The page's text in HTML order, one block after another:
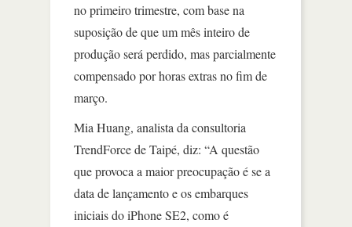
no primeiro trimestre, com base na
suposição de que um mês inteiro de
produção será perdido, mas parcialmente
compensado por horas extras no fim de
março.
Mia Huang, analista da consultoria
TrendForce de Taipé, diz: “A questão
que provoca a maior preocupação é se a
data de lançamento e os embarques
iniciais do iPhone SE2, como é